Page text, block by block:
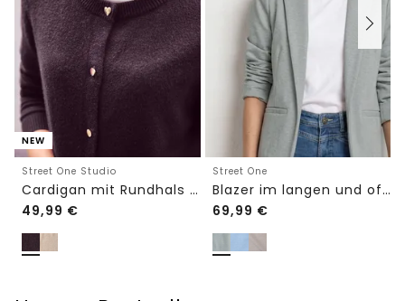
NEW
Street One Studio
Cardigan mit Rundhals und Knöpfen
49,99 €
Street One
Blazer im langen und offenen Schnitt
69,99 €